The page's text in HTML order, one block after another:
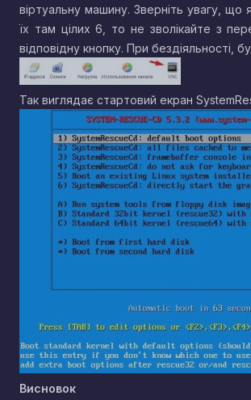
віртуальну машину. Зверніть увагу,
їх там цілих 6, то не зволікайте з
відповідну кнопку. При бездіяльності,
Так виглядає стартовий екран
Висновок